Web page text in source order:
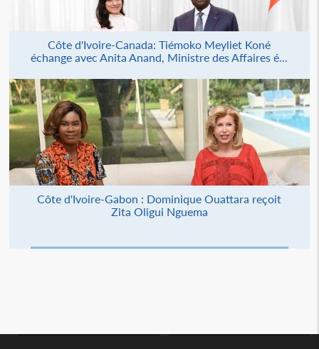
Côte d'Ivoire-Canada: Tiémoko Meyliet Koné
échange avec Anita Anand, Ministre des Affaires é...
Côte d'Ivoire-Gabon : Dominique Ouattara reçoit
Zita Oligui Nguema